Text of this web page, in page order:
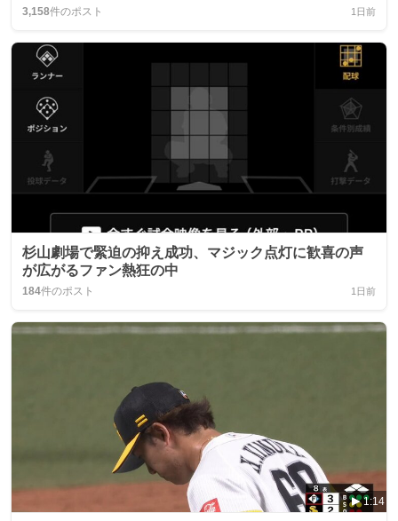
3,158件のポスト 1日前
杉山劇場で緊迫の抑え成功、マジック点灯に歓喜の声
が広がるファン熱狂の中
184件のポスト 1日前
1:14